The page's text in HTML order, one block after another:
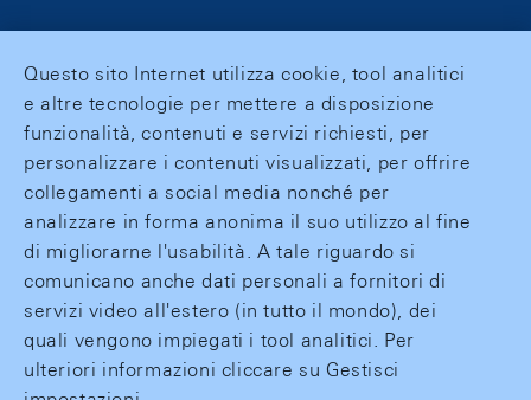
Questo sito Internet utilizza cookie, tool analitici
e altre tecnologie per mettere a disposizione
funzionalità, contenuti e servizi richiesti, per
personalizzare i contenuti visualizzati, per offrire
collegamenti a social media nonché per
analizzare in forma anonima il suo utilizzo al fine
di migliorarne l'usabilità. A tale riguardo si
comunicano anche dati personali a fornitori di
servizi video all'estero (in tutto il mondo), dei
quali vengono impiegati i tool analitici. Per
ulteriori informazioni cliccare su Gestisci